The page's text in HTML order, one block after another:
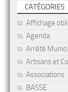
CATÉGORIES
Affichage
Agenda
Arrêté
Artisans et
Associations
BASSE